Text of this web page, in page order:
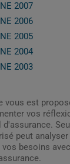
2007
2006
2005
2004
2003
vous est
vos
peut
besoins